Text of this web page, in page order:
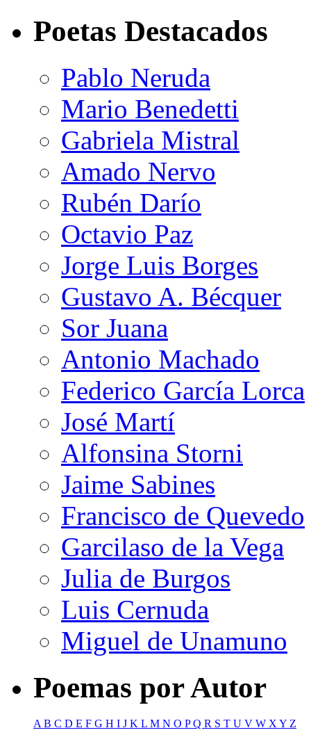
Poetas Destacados
Pablo Neruda
Mario Benedetti
Gabriela Mistral
Amado Nervo
Rubén Darío
Octavio Paz
Jorge Luis Borges
Gustavo A. Bécquer
Sor Juana
Antonio Machado
Federico García Lorca
José Martí
Alfonsina Storni
Jaime Sabines
Francisco de Quevedo
Garcilaso de la Vega
Julia de Burgos
Luis Cernuda
Miguel de Unamuno
Poemas por Autor
AB C D E F G H I J K L M N O PQ R S T U V W XY Z